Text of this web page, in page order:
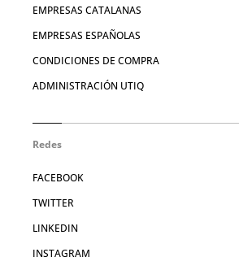
EMPRESAS CATALANAS
EMPRESAS ESPAÑOLAS
CONDICIONES DE COMPRA
ADMINISTRACIÓN UTIQ
Redes
FACEBOOK
TWITTER
LINKEDIN
INSTAGRAM